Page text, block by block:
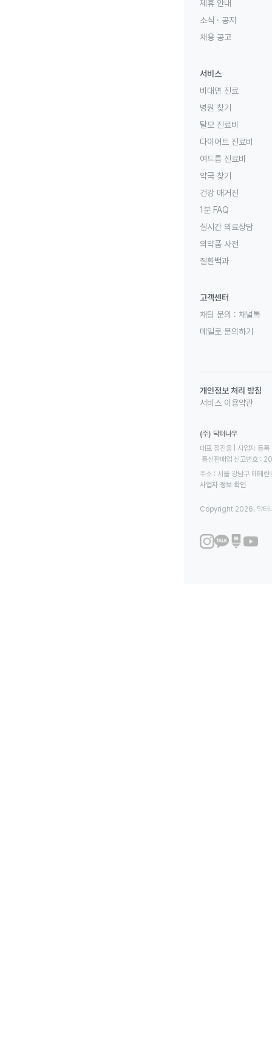
제휴 안내
소식 · 공지
채용 공고
서비스
비대면 진료
병원 찾기
탈모 진료비
다이어트 진료비
여드름 진료비
약국 찾기
건강 매거진
1분 FAQ
실시간 의료상담
의약품 사전
질환백과
고객센터
채팅 문의 : 채널톡
메일로 문의하기
개인정보 처리 방침
서비스 이용약관
(주) 닥터나우
대표 정진웅 | 사업자
통신판매업 신고번호
주소 : 서울 강남구 테헤
사업자 정보 확인
Copyright 2026. 닥터